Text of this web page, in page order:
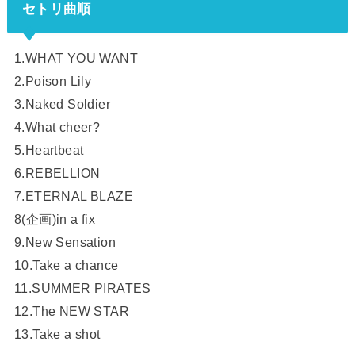
セトリ曲順
1.WHAT YOU WANT
2.Poison Lily
3.Naked Soldier
4.What cheer?
5.Heartbeat
6.REBELLION
7.ETERNAL BLAZE
8(企画)in a fix
9.New Sensation
10.Take a chance
11.SUMMER PIRATES
12.The NEW STAR
13.Take a shot